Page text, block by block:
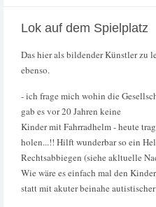
Lok auf dem Spielplatz
Das hier als bildender Künstler zu
ebenso.
- ich frage mich wohin die
gab es vor 20 Jahren keine
Kinder mit Fahrradhelm - heute
holen...!! Hilft wunderbar so ein
Rechtsabbiegen (siehe akltuelle
Wie wäre es einfach mal den
statt mit akuter beinahe